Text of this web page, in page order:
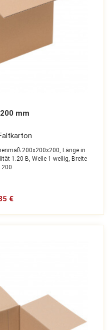
mm
200x200x200, Länge in
1.20 B, Welle 1-wellig, Breite
€